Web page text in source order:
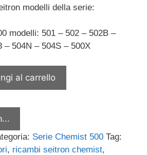
è:
modelli della serie:
modelli: 501 – 502 – 502B –
– 504N – 504S – 500X
al carrello
Serie Chemist 500 Tag:
, ricambi seitron chemist,